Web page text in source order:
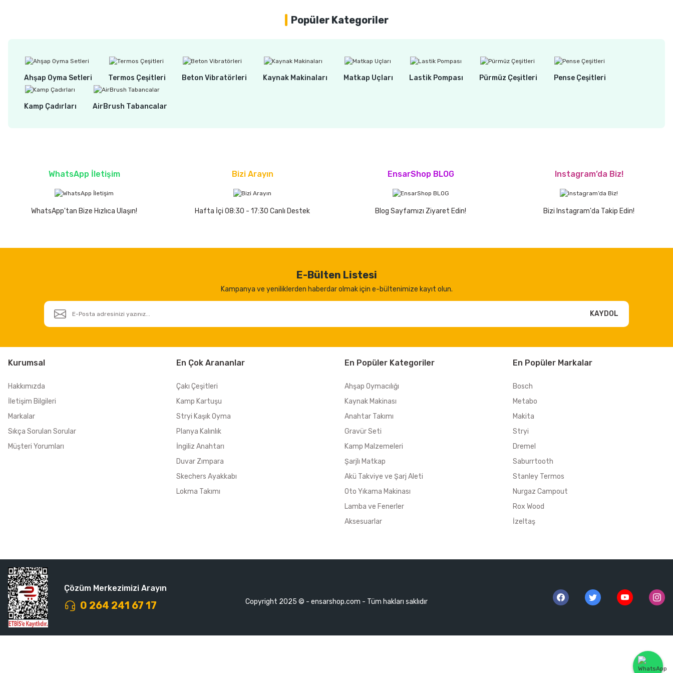
Popüler Kategoriler
Ahşap Oyma Setleri Termos Çeşitleri Beton Vibratörleri Kaynak Makinaları Matkap Uçları Lastik Pompası Pürmüz Çeşitleri Pense Çeşitleri
Kamp Çadırları AirBrush Tabancalar
WhatsApp İletişim
WhatsApp'tan Bize Hızlıca Ulaşın!
Bizi Arayın
Hafta İçi 08:30 - 17:30 Canlı Destek
EnsarShop BLOG
Blog Sayfamızı Ziyaret Edin!
Instagram’da Biz!
Bizi Instagram'da Takip Edin!
E-Bülten Listesi
Kampanya ve yeniliklerden haberdar olmak için e-bültenimize kayıt olun.
KAYDOL
Kurumsal
Hakkımızda
İletişim Bilgileri
Markalar
Sıkça Sorulan Sorular
Müşteri Yorumları
En Çok Arananlar
Çakı Çeşitleri
Kamp Kartuşu
Stryi Kaşık Oyma
Planya Kalınlık
İngiliz Anahtarı
Duvar Zımpara
Skechers Ayakkabı
Lokma Takımı
En Popüler Kategoriler
Ahşap Oymacılığı
Kaynak Makinası
Anahtar Takımı
Gravür Seti
Kamp Malzemeleri
Şarjlı Matkap
Akü Takviye ve Şarj Aleti
Oto Yıkama Makinası
Lamba ve Fenerler
Aksesuarlar
En Popüler Markalar
Bosch
Metabo
Makita
Stryi
Dremel
Saburrtooth
Stanley Termos
Nurgaz Campout
Rox Wood
İzeltaş
Çözüm Merkezimizi Arayın
0 264 241 67 17 Copyright 2025 © - ensarshop.com - Tüm hakları saklıdır